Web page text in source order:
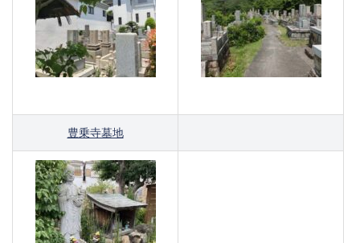
豊乗寺墓地